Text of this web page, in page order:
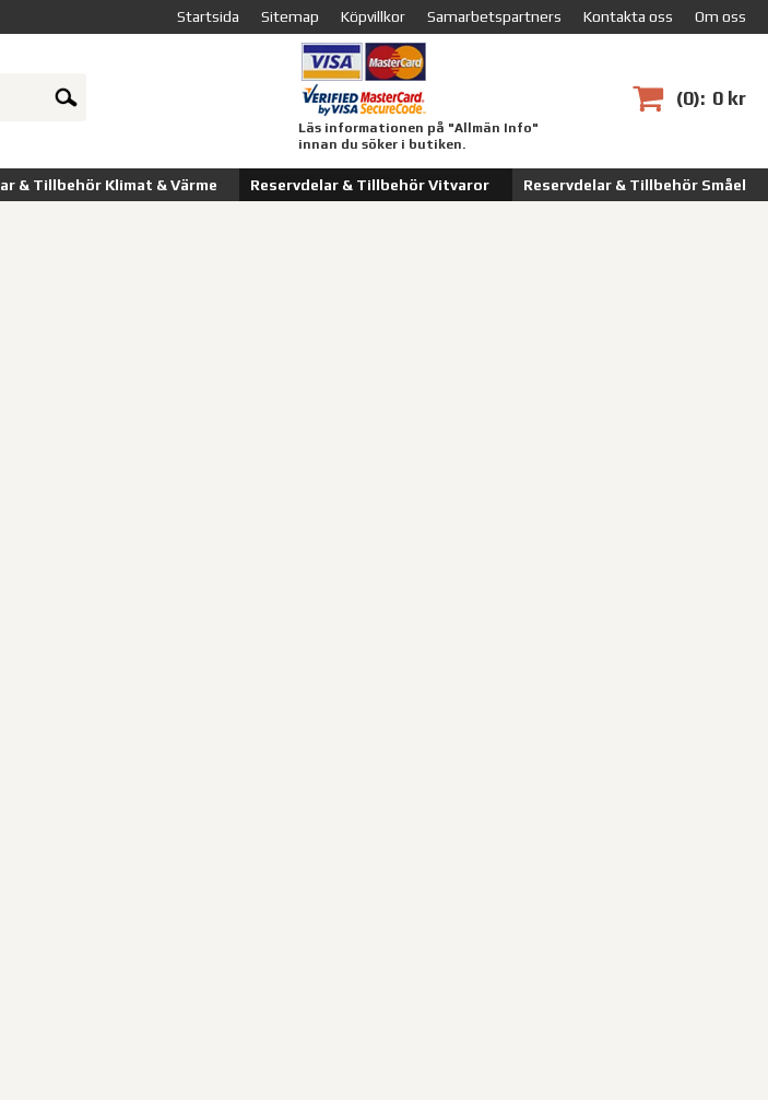
Startsida Sitemap Köpvillkor Samarbetspartners Kontakta oss Om oss
0 0 kr
Läs informationen på "Allmän Info"
innan du söker i butiken.
& Tillbehör Klimat & Värme Reservdelar & Tillbehör Vitvaror Reservdelar & Tillbehör Småel